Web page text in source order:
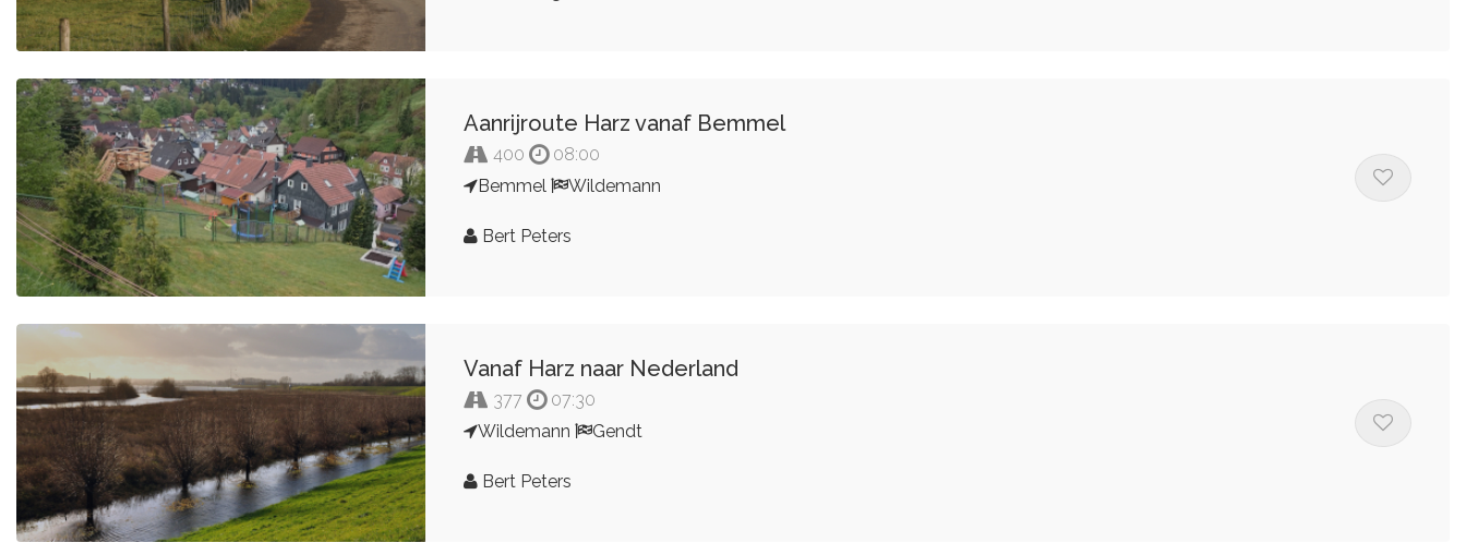
Aanrijroute Harz vanaf Bemmel
400
08:00
Bemmel
Wildemann
Bert Peters
Vanaf Harz naar Nederland
377
07:30
Wildemann
Gendt
Bert Peters